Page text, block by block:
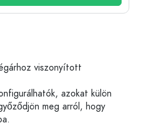
viszonyított
azokat külön
meg arról, hogy